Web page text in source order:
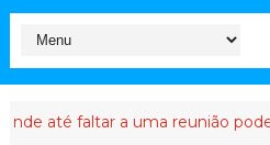
a uma reunião pode virar